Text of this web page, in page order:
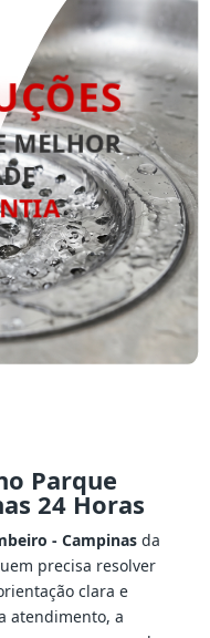
MELHOR
Parque
24 Horas
- Campinasda
precisa resolver
clara e
atendimento, a